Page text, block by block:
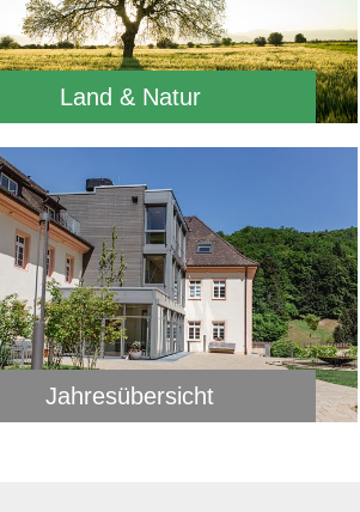
Land & Natur
Jahresübersicht